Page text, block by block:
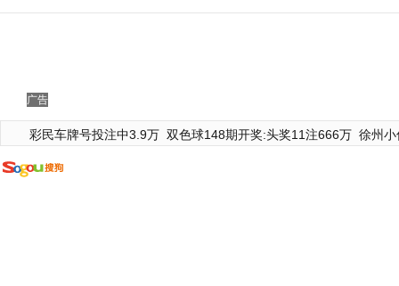
广告
彩民车牌号投注中3.9万 双色球148期开奖:头奖11注666万 徐州